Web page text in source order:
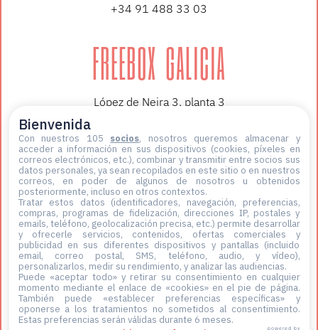
+34 91 488 33 03
FREEBOX GALICIA
López de Neira 3, planta 3
+34 647 12 59 06
Bienvenida
Con nuestros 105 socios, nosotros queremos almacenar y
acceder a información en sus dispositivos (cookies, píxeles en
correos electrónicos, etc.), combinar y transmitir entre socios sus
datos personales, ya sean recopilados en este sitio o en nuestros
correos, en poder de algunos de nosotros u obtenidos
posteriormente, incluso en otros contextos.
Tratar estos datos (identificadores, navegación, preferencias,
compras, programas de fidelización, direcciones IP, postales y
emails, teléfono, geolocalización precisa, etc.) permite desarrollar
y ofrecerle servicios, contenidos, ofertas comerciales y
publicidad en sus diferentes dispositivos y pantallas (incluido
email, correo postal, SMS, teléfono, audio, y vídeo),
personalizarlos, medir su rendimiento, y analizar las audiencias.
Puede «aceptar todo» y retirar su consentimiento en cualquier
momento mediante el enlace de «cookies» en el pie de página.
También puede «establecer preferencias específicas» y
oponerse a los tratamientos no sometidos al consentimiento.
Estas preferencias serán válidas durante 6 meses.
powered by